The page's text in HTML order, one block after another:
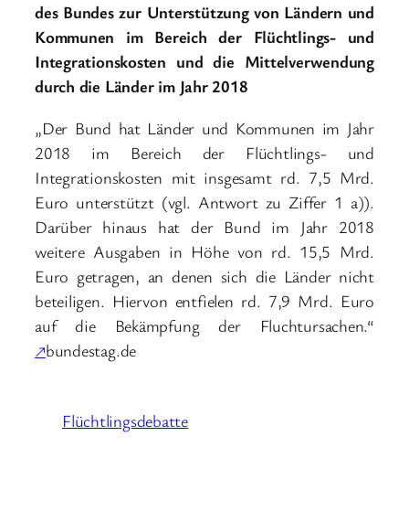
des Bundes zur Unterstützung von Ländern und
Kommunen im Bereich der Flüchtlings- und
Integrationskosten und die Mittelverwendung
durch die Länder im Jahr 2018
„Der Bund hat Länder und Kommunen im Jahr
2018 im Bereich der Flüchtlings- und
Integrationskosten mit insgesamt rd. 7,5 Mrd.
Euro unterstützt (vgl. Antwort zu Ziffer 1 a)).
Darüber hinaus hat der Bund im Jahr 2018
weitere Ausgaben in Höhe von rd. 15,5 Mrd.
Euro getragen, an denen sich die Länder nicht
beteiligen. Hiervon entfielen rd. 7,9 Mrd. Euro
auf die Bekämpfung der Fluchtursachen.“
↗bundestag.de
Flüchtlingsdebatte